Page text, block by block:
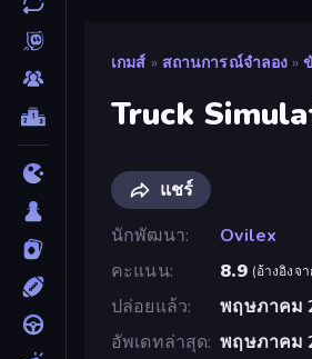
เกมส์ » สถานการณ์จำลอง »
Truck
แชร์
นักพัฒนา
Ovilex
คะแนน
8.9 (อ้างอิงจ
ปล่อยแล้ว
พฤษภาคม
อัพเดทล่าสุด พฤษภาคม